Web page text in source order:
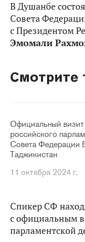
В Душанбе
Совета
с Президентом
Эмомали
Смотрите
Официальный визит
российского
Совета Федерации
Таджикистан
11 октября 2024 г.
Спикер СФ
с официальным
парламентской